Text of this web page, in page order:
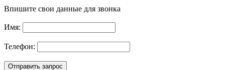
Впишите свои данные для звонка
Имя:
Телефон: